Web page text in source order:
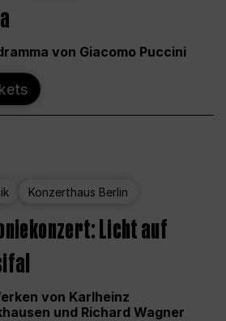
von Giacomo Puccini
Konzerthaus Berlin
Licht auf
von Karlheinz
und Richard Wagner